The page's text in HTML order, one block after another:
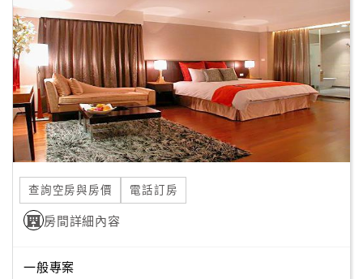
查詢空房與房價 電話訂房
房間詳細內容
一般專案